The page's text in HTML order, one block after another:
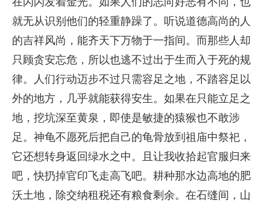
就无从识别他们的轻重静躁了。听说道德高尚的人
的吉祥风尚，能齐天下万物于一指间。而那些人却
只顾贪安忘危，所以也逃不过出于生而入于死的规
律。人们行动迈步不过只需容足之地，不踏容足以
外的地方，几乎就能获得安生。如果在只能立足之
地，挖坑深至黄泉，即使是敏捷的猿猴也不敢涉
足。神龟不愿死后把自己的龟骨放到祖庙中祭祀，
它还想转身返回绿水之中。且让我收拾起官服归来
吧，快扔掉官印飞走高飞吧。耕种那水边高地的肥
沃土地，除交纳租税还有粮食剩余。在石缝间，山